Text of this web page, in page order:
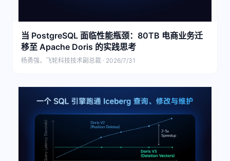
当 PostgreSQL 面临性能瓶颈：80TB 电商业务迁
移至 Apache Doris 的实践思考
杨勇强，飞轮科技技术副总裁 · 2026/7/31